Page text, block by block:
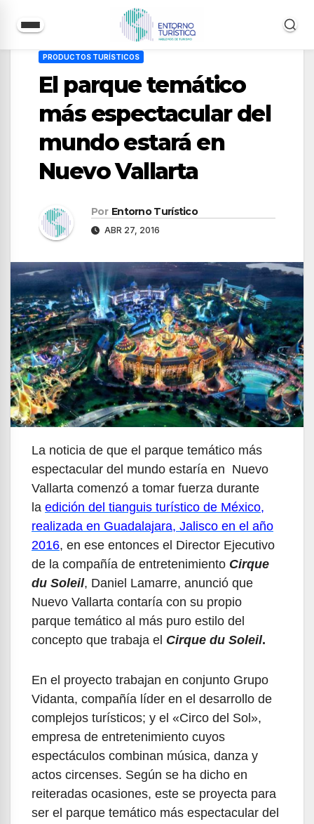
contenido
PRODUCTOS TURÍSTICOS
El parque temático
más espectacular del
mundo estará en
Nuevo Vallarta
Por Entorno Turístico
ABR 27, 2016
La noticia de que el parque temático más
espectacular del mundo estaría en Nuevo
Vallarta comenzó a tomar fuerza durante
la edición del tianguis turístico de México,
realizada en Guadalajara, Jalisco en el año
2016, en ese entonces el Director Ejecutivo
de la compañía de entretenimiento Cirque
du Soleil, Daniel Lamarre, anunció que
Nuevo Vallarta contaría con su propio
parque temático al más puro estilo del
concepto que trabaja el Cirque du Soleil.
En el proyecto trabajan en conjunto Grupo
Vidanta, compañía líder en el desarrollo de
complejos turísticos; y el «Circo del Sol»,
empresa de entretenimiento cuyos
espectáculos combinan música, danza y
actos circenses. Según se ha dicho en
reiteradas ocasiones, este se proyecta para
ser el parque temático más espectacular del